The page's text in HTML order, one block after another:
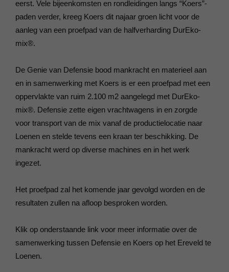
eerst. Vele bijeenkomsten en rondleidingen langs “Koers”-
paden verder, kreeg Koers dit najaar groen licht voor de
aanleg van een proefpad van de halfverharding DurEko-
mix®.
De Genie van Defensie bood mankracht en materieel aan
en in samenwerking met Koers is er een proefpad met een
oppervlakte van ruim 2.100 m2 aangelegd met DurEko-
mix®. Defensie zette eigen vrachtwagens in en zorgde
voor transport van de mix vanaf de productielocatie naar
Loenen en stelde tevens een kraan ter beschikking. De
mankracht werd op diverse machines en in het werk
ingezet.
Het proefpad zal het komende jaar gevolgd worden en de
resultaten zullen na afloop besproken worden.
Klik op onderstaande link voor meer informatie over de
samenwerking tussen Defensie en Koers op het Ereveld te
Loenen.